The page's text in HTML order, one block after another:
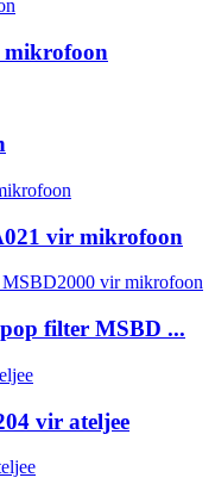
mikrofoon
vir mikrofoon
filter MSBD ...
vir ateljee